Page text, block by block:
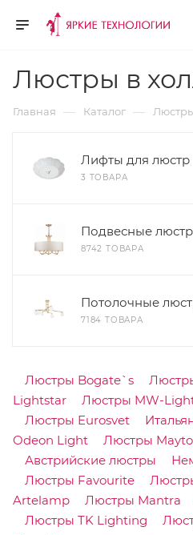
Люстры в
Главная — Каталог —
Лифты для люстр
3 ТОВАРА
Подвесные
8742 ТОВАРА
Потолочные
7184 ТОВАРА
Люстры Bogate`s
Lightstar
Люстры MW-
Люстры Eurosvet
Odeon Light
Люстры
Австрийские люстры
Люстры Favourite
Artelamp
Люстры Mantra
Люстры TK Lighting